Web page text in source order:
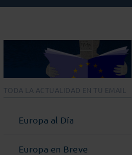
TODA LA ACTUALIDAD EN TU EMAIL
Europa al Día
Europa en Breve